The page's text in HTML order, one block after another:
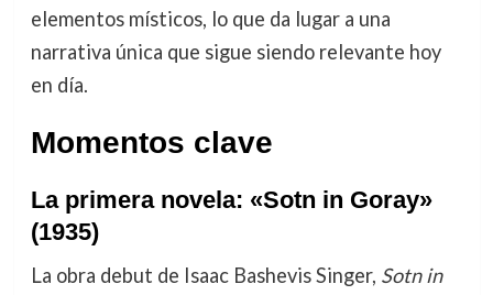
elementos místicos, lo que da lugar a una
narrativa única que sigue siendo relevante hoy
en día.
Momentos clave
La primera novela: «Sotn in Goray»
(1935)
La obra debut de Isaac Bashevis Singer, Sotn in